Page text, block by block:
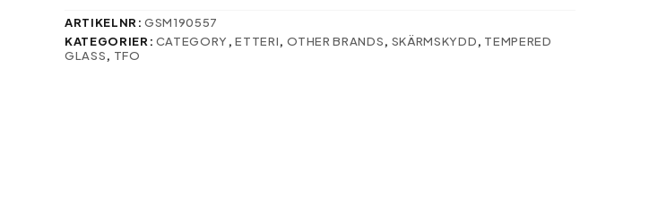
mängd
ARTIKELNR:GSM190557
KATEGORIER: CATEGORY ,ETTERI, OTHER BRANDS, SKÄRMSKYDD, TEMPERED
GLASS, TFO